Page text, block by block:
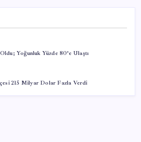
Yoğunluk Yüzde 80’e Ulaştı
215 Milyar Dolar Fazla Verdi